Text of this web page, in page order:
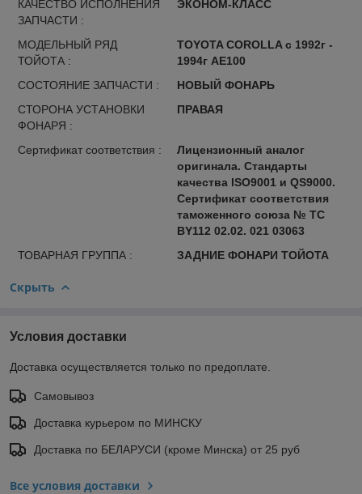
КАЧЕСТВО ИСПОЛНЕНИЯ
ЗАПЧАСТИ :
ЭКОНОМ-КЛАСС
МОДЕЛЬНЫЙ РЯД
ТОЙОТА :
TOYOTA COROLLA с 1992г -
1994г AE100
СОСТОЯНИЕ ЗАПЧАСТИ :
НОВЫЙ ФОНАРЬ
СТОРОНА УСТАНОВКИ
ФОНАРЯ :
ПРАВАЯ
Сертификат соответствия :
Лицензионный аналог
оригинала. Стандарты
качества ISO9001 и QS9000.
Сертификат соответствия
таможенного союза № ТС
BY112 02.02. 021 03063
ТОВАРНАЯ ГРУППА :
ЗАДНИЕ ФОНАРИ ТОЙОТА
Скрыть
Условия доставки
Доставка осуществляется только по предоплате.
Самовывоз
Доставка курьером по МИНСКУ
Доставка по БЕЛАРУСИ (кроме Минска) от 25 руб
Все условия доставки